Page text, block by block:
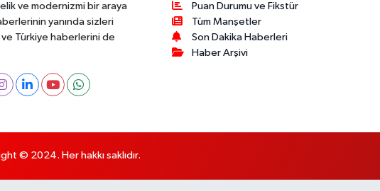
ve modernizmi bir araya
yanında sizleri
Türkiye haberlerini de
Puan Durumu ve Fikstür
Tüm Manşetler
Son Dakika Haberleri
Haber Arşivi
© 2024. Her hakkı saklıdır.